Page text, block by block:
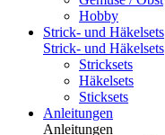
Hobby
Strick- und Häkelsets
Strick- und Häkelsets
Stricksets
Häkelsets
Sticksets
Anleitungen
Anleitungen